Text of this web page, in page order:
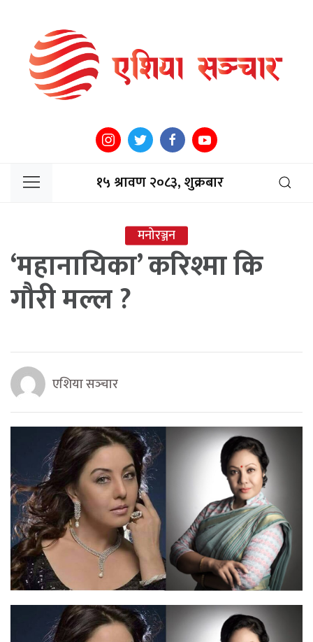
१५ श्रावण २०८३, शुक्रबार
मनोरञ्जन
‘महानायिका’ करिश्मा कि
गौरी मल्ल ?
एशिया सञ्‍चार